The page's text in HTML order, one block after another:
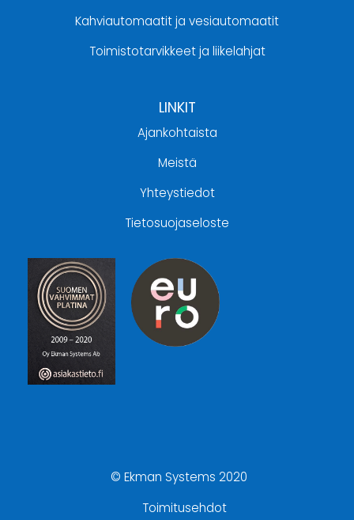
Kahviautomaatit ja vesiautomaatit
Toimistotarvikkeet ja liikelahjat
LINKIT
Ajankohtaista
Meistä
Yhteystiedot
Tietosuojaseloste
© Ekman Systems 2020
Toimitusehdot